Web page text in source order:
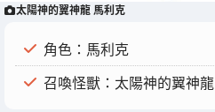
太陽神的翼神龍 馬利克
角色：馬利克
召喚怪獸：太陽神的翼神龍